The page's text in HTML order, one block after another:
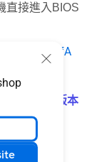
直接進入BIOS
至最新版本
統還原